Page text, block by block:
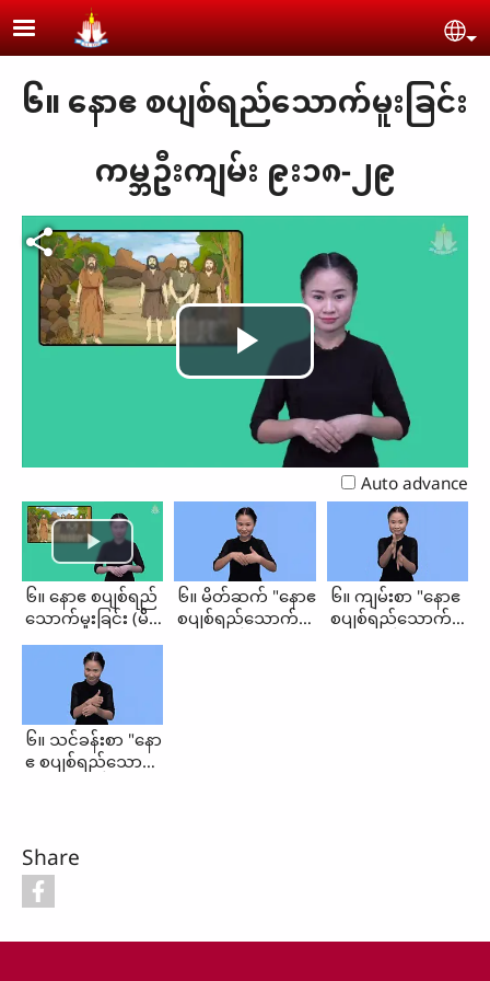
Skip to main content
၆။ နောဧ စပျစ်ရည်သောက်မူးခြင်း
ကမ္ဘဦးကျမ်း ၉း၁၈-၂၉
Play
Video
Auto advance
၆။ နောဧ စပျစ်ရည်
သောက်မူးခြင်း (မိ်
သင်ခန်းစာ)
၆။ မိတ်ဆက် "နောဧ
စပျစ်ရည်သောက်မူး
၆။ ကျမ်းစာ "နောဧ
စပျစ်ရည်သောက်မူး
၆။ သင်ခန်းစာ "နော
ဧ စပျစ်ရည်သောက်
Share